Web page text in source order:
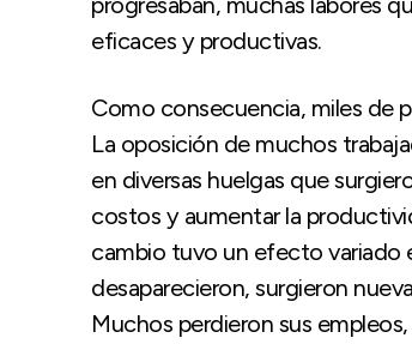
eficaces y productivas.
Como consecuencia, miles de
La oposición de muchos
en diversas huelgas que
costos y aumentar la
cambio tuvo un efecto variado
desaparecieron, surgieron
Muchos perdieron sus